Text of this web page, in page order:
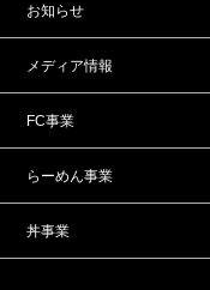
お知らせ
メディア情報
FC事業
らーめん事業
丼事業